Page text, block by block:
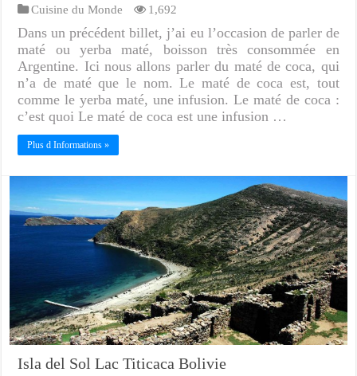
Cuisine du Monde 1,692
Dans un précédent billet, j’ai eu l’occasion de parler de
maté ou yerba maté, boisson très consommée en
Argentine. Ici nous allons parler du maté de coca, qui
n’a de maté que le nom. Le maté de coca est, tout
comme le yerba maté, une infusion. Le maté de coca :
c’est quoi Le maté de coca est une infusion …
Plus d Informations »
Isla del Sol Lac Titicaca Bolivie